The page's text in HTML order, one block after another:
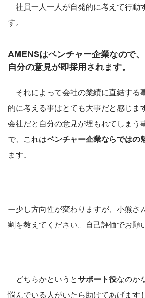
社員一人一人が自発的に考えて行動
す。
AMENSはベンチャー企業なので
自分の意見が即採用されます。
それによって会社の業績に直結する
的に考える事はとても大事だと感じま
会社だと自分の意見が埋もれてしまう
で、これはベンチャー企業ならではの
ます。
ー少し方向性が変わりますが、小熊さ
割を教えてください。自己評価でお願
どちらかというとサポート役なのか
悩んでいる人がいたら助けてあげます